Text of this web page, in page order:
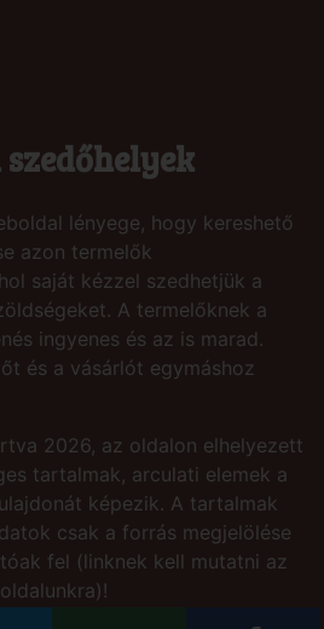
szedőhelyek
lényege, hogy kereshető
azon termelők
saját kézzel szedhetjük a
A termelőknek a
ingyenes és az is marad.
és a vásárlót egymáshoz
2026, az oldalon elhelyezett
tartalmak, arculati elemek a
képezik. A tartalmak
csak a forrás megjelölése
fel (linknek kell mutatni az
oldalunkra)!
PresSoft